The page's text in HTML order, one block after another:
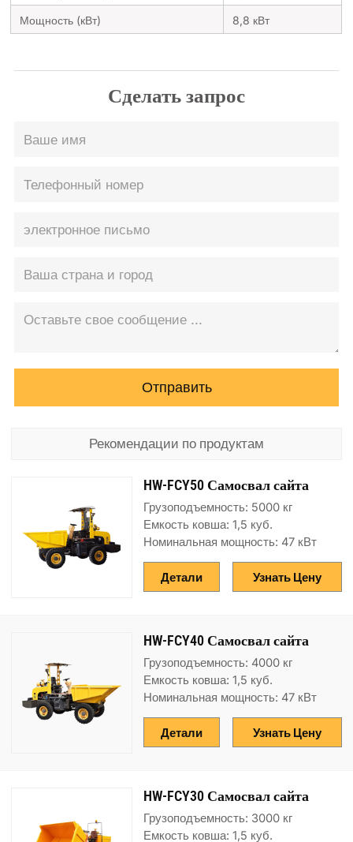
Мощность (кВт) 8,8 кВт
Сделать запрос
Отправить
Рекомендации по продуктам
HW-FCY50 Самосвал сайта
Грузоподъемность: 5000 кг
Емкость ковша: 1,5 куб.
Номинальная мощность: 47 кВт
Узнать Цену
Детали
HW-FCY40 Самосвал сайта
Грузоподъемность: 4000 кг
Емкость ковша: 1,5 куб.
Номинальная мощность: 47 кВт
Узнать Цену
Детали
HW-FCY30 Самосвал сайта
Грузоподъемность: 3000 кг
Емкость ковша: 1,5 куб.